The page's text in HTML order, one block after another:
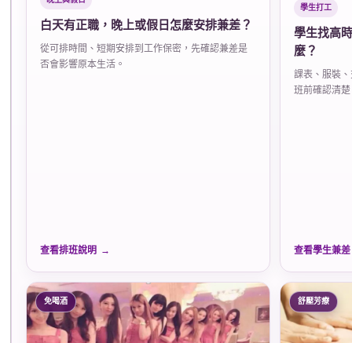
白天有正職，晚上或假日怎麼安排兼差？
從可排時間、短期安排到工作保密，先確認兼差是
否會影響原本生活。
查看排班說明
學生打工
學生找高
麼？
課表、服裝
班前確認清楚
查看學生兼差
免喝酒 舒壓芳療